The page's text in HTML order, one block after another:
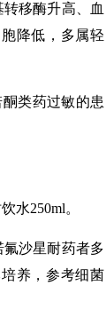
移酶升高、血
降低，多属轻
类药过敏的患
水250ml。
沙星耐药者多
养，参考细菌